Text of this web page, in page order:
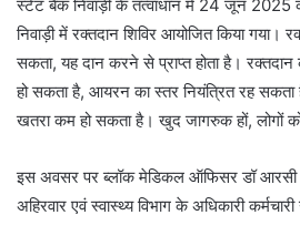
स्टेट बैंक निवाड़ी के तत्वाधान में 24 जून 2025
निवाड़ी में रक्तदान शिविर आयोजित किया गया।
सकता, यह दान करने से प्राप्त होता है।
हो सकता है, आयरन का स्तर नियंत्रित रह
खतरा कम हो सकता है। खुद जागरुक हों, लोगों
इस अवसर पर ब्लॉक मेडिकल ऑफिसर डॉ आरसी
अहिरवार एवं स्वास्थ्य विभाग के अधिकारी